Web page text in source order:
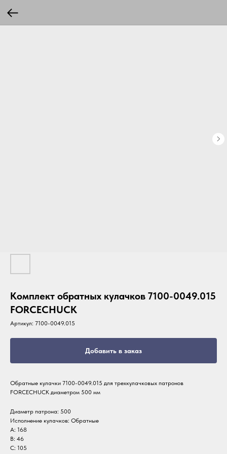
Комплект обратных кулачков 7100-0049.015
FORCECHUCK
Артикул: 7100-0049.015
Добавить в заказ
Обратные кулачки 7100-0049.015 для трехкулачковых патронов
FORCECHUCK диаметром 500 мм
Диаметр патрона: 500
Исполнение кулачков: Обратные
A: 168
B: 46
C: 105